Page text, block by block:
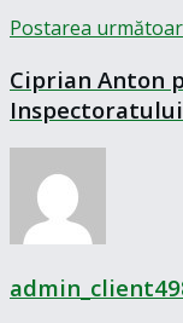
Postarea
Ciprian Anton
Inspectoratului